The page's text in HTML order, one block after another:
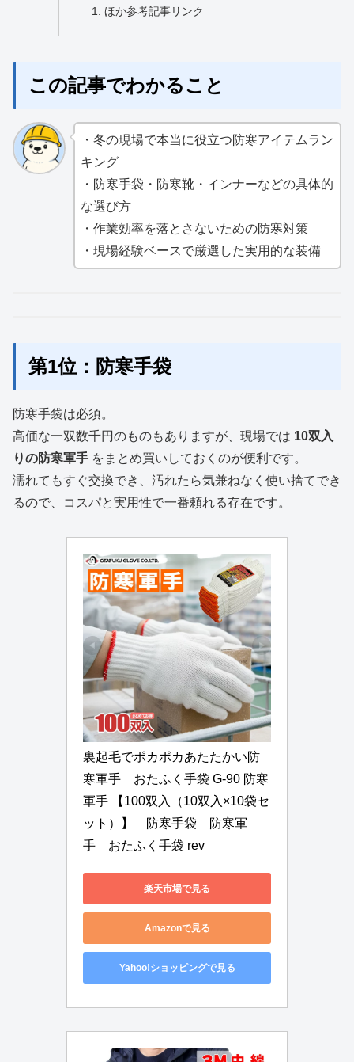
ほか参考記事リンク
この記事でわかること
・冬の現場で本当に役立つ防寒アイテムラン
キング
・防寒手袋・防寒靴・インナーなどの具体的
な選び方
・作業効率を落とさないための防寒対策
・現場経験ベースで厳選した実用的な装備
第1位：防寒手袋
防寒手袋は必須。
高価な一双数千円のものもありますが、現場では 10双入
りの防寒軍手 をまとめ買いしておくのが便利です。
濡れてもすぐ交換でき、汚れたら気兼ねなく使い捨てでき
るので、コスパと実用性で一番頼れる存在です。
裏起毛でポカポカあたたかい防
寒軍手　おたふく手袋 G-90 防寒
軍手 【100双入（10双入×10袋セ
ット）】　防寒手袋　防寒軍
手　おたふく手袋 rev
楽天市場で見る
Amazonで見る
Yahoo!ショッピングで見る